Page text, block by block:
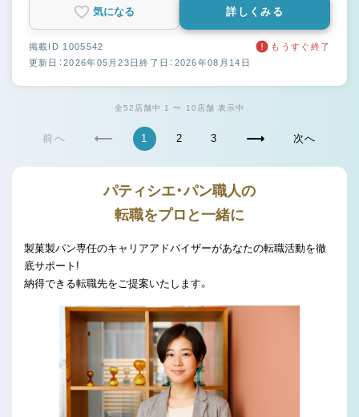
気になる 詳しくみる
掲載ID 1005542
更新日：2026年05月23日終了日：2026年08月14日
もうすぐ終了
全52店舗中 1 〜 10店舗 表示中
前へ 1 2 3 次へ
パティシエ・パン職人の
転職をプロと一緒に
製菓製パン専任のキャリアアドバイザーがあなたの転職活動を徹
底サポート!
納得できる転職先をご提案いたします。